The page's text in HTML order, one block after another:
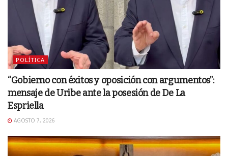
POLÍTICA
“Gobierno con éxitos y oposición con argumentos”:
mensaje de Uribe ante la posesión de De La
Espriella
AGOSTO 7, 2026